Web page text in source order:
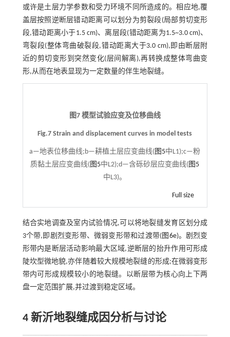
或许是土层力学参数和受力环境不同所造成的。相应地,覆
盖层按照逆断层错动距离可以划分为剪裂段(局部剪切变形
段,错动距离小于1.5 cm)、离层段(错动距离为1.5~3.0 cm)、
弯裂段(整体弯曲破裂段,错动距离大于3.0 cm),即由断层附
近的剪切变形到突然变化(层间解离),再转换成整体弯曲变
形,从而在地表显现为一定数量的伴生地裂缝。
图7 模型试验应变及位移曲线
Fig.7 Strain and displacement curves in model tests
a—地表位移曲线;b—耕植土层应变曲线(图5中L1);c—粉
质黏土层应变曲线(图5中L2);d—含砾砂层应变曲线(图5
中L3)。
Full size
结合实地调查及室内试验情况,可以将地裂缝发育区划分成
3个带,即剧烈变形带、微弱变形带和过渡带(图6e)。剧烈变
形带内是断层活动影响最大区域,逆断层的抬升作用可形成
陡坎型微地貌,亦伴随着较大规模地裂缝的形成;在微弱变形
带内可形成规模较小的地裂缝。以断层带为核心向上下两
盘一定范围扩展,并过渡到稳定区域。
4 新沂地裂缝成因分析与讨论